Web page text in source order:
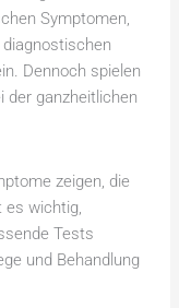
Symptomen,
Dennoch spielen
der ganzheitlichen
zeigen, die
es wichtig,
Tests
und Behandlung